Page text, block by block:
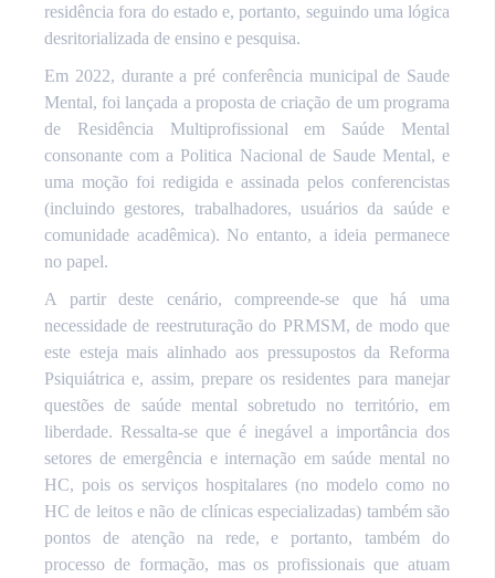
residência fora do estado e, portanto, seguindo uma lógica
desritorializada de ensino e pesquisa.
Em 2022, durante a pré conferência municipal de Saude
Mental, foi lançada a proposta de criação de um programa
de Residência Multiprofissional em Saúde Mental
consonante com a Politica Nacional de Saude Mental, e
uma moção foi redigida e assinada pelos conferencistas
(incluindo gestores, trabalhadores, usuários da saúde e
comunidade acadêmica). No entanto, a ideia permanece
no papel.
A partir deste cenário, compreende-se que há uma
necessidade de reestruturação do PRMSM, de modo que
este esteja mais alinhado aos pressupostos da Reforma
Psiquiátrica e, assim, prepare os residentes para manejar
questões de saúde mental sobretudo no território, em
liberdade. Ressalta-se que é inegável a importância dos
setores de emergência e internação em saúde mental no
HC, pois os serviços hospitalares (no modelo como no
HC de leitos e não de clínicas especializadas) também são
pontos de atenção na rede, e portanto, também do
processo de formação, mas os profissionais que atuam